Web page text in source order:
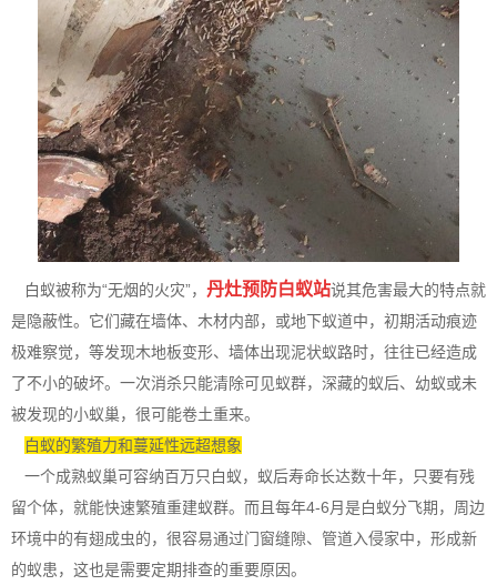
白蚁被称为“无烟的火灾”， 丹灶预防白蚁站说其危害最大的特点就
是隐蔽性。它们藏在墙体、木材内部，或地下蚁道中，初期活动痕迹
极难察觉，等发现木地板变形、墙体出现泥状蚁路时，往往已经造成
了不小的破坏。一次消杀只能清除可见蚁群，深藏的蚁后、幼蚁或未
被发现的小蚁巢，很可能卷土重来。
白蚁的繁殖力和蔓延性远超想象
一个成熟蚁巢可容纳百万只白蚁，蚁后寿命长达数十年，只要有残
留个体，就能快速繁殖重建蚁群。而且每年4-6月是白蚁分飞期，周边
环境中的有翅成虫的，很容易通过门窗缝隙、 管道入侵家中，形成新
的蚁患，这也是需要定期排查的重要原因。